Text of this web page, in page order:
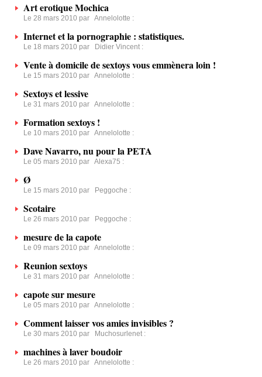
Art erotique Mochica
Le 28 mars 2010 par Annelolotte :
Internet et la pornographie : statistiques.
Le 18 mars 2010 par Didier Vincent :
Vente à domicile de sextoys vous emmènera loin !
Le 15 mars 2010 par Annelolotte :
Sextoys et lessive
Le 31 mars 2010 par Annelolotte :
Formation sextoys !
Le 10 mars 2010 par Annelolotte :
Dave Navarro, nu pour la PETA
Le 05 mars 2010 par Alexa75 :
Ø
Le 15 mars 2010 par Peggoche :
Scotaire
Le 26 mars 2010 par Peggoche :
mesure de la capote
Le 09 mars 2010 par Annelolotte :
Reunion sextoys
Le 31 mars 2010 par Annelolotte :
capote sur mesure
Le 05 mars 2010 par Annelolotte :
Comment laisser vos amies invisibles ?
Le 30 mars 2010 par Muchosurlenet :
machines à laver boudoir
Le 26 mars 2010 par Annelolotte :